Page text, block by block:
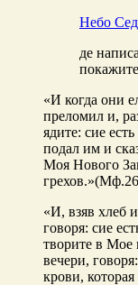
Небо
де
«И когда они
преломил и,
ядите: сие
подал им и
Моя Нового
«И, взяв хлеб
говоря: сие
творите в Мое
вечери,
крови,